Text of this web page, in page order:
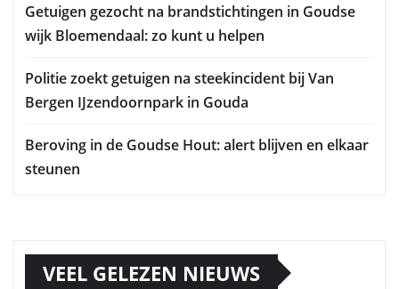
Getuigen gezocht na brandstichtingen in Goudse
wijk Bloemendaal: zo kunt u helpen
Politie zoekt getuigen na steekincident bij Van
Bergen IJzendoornpark in Gouda
Beroving in de Goudse Hout: alert blijven en elkaar
steunen
VEEL GELEZEN NIEUWS